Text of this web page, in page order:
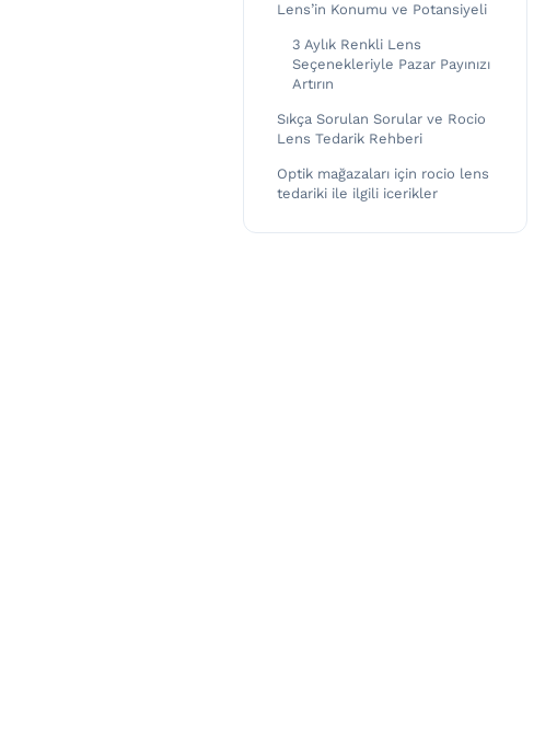
Lens’in Konumu ve Potansiyeli
3 Aylık Renkli Lens
Seçenekleriyle Pazar Payınızı
Artırın
Sıkça Sorulan Sorular ve Rocio
Lens Tedarik Rehberi
Optik mağazaları için rocio lens
tedariki ile ilgili icerikler